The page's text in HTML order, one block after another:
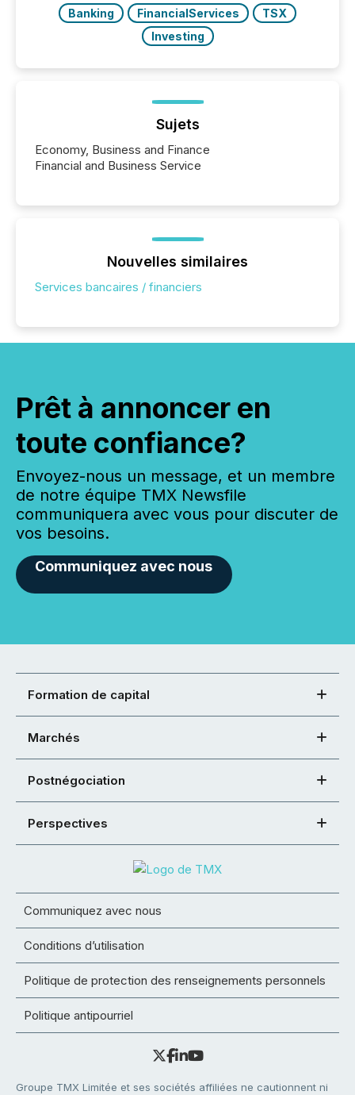
Banking FinancialServices
TSX
Investing
Sujets
Economy, Business and Finance
Financial and Business Service
Nouvelles similaires
Services bancaires / financiers
Prêt à annoncer en
toute confiance?
Envoyez-nous un message, et un membre
de notre équipe TMX Newsfile
communiquera avec vous pour discuter de
vos besoins.
Communiquez avec nous
Formation de capital
Marchés
Postnégociation
Perspectives
Communiquez avec nous
Conditions d’utilisation
Politique de protection des renseignements personnels
Politique antipourriel
Groupe TMX Limitée et ses sociétés affiliées ne cautionnent ni